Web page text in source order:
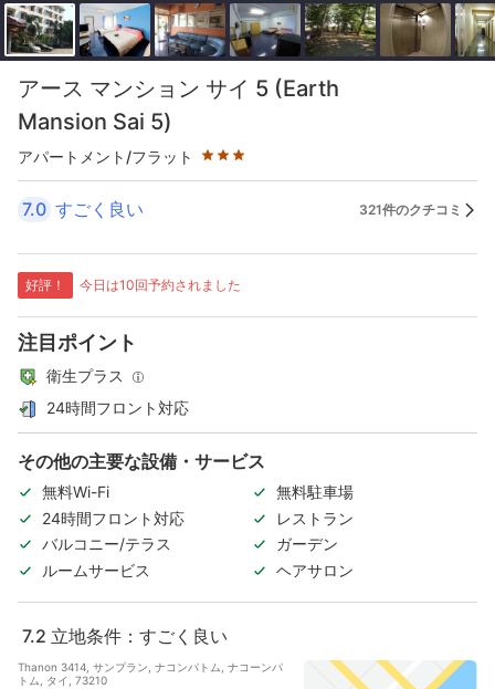
アース マンション サイ 5 (Earth
Mansion Sai 5)
アパートメント/フラット
星評価 3つ星
7.0 すごく良い 321件のクチコミ
好評！ 今日は10回予約されました
注目ポイント
衛生プラス
24時間フロント対応
その他の主要な設備・サービス
無料Wi-Fi
無料駐車場
24時間フロント対応
レストラン
バルコニー/テラス
ガーデン
ルームサービス
ヘアサロン
7.2 立地条件：すごく良い
Thanon 3414, サンプラン, ナコンパトム, ナコーンパ
トム, タイ, 73210